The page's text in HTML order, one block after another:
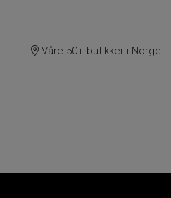
Våre 50+ butikker i Norge